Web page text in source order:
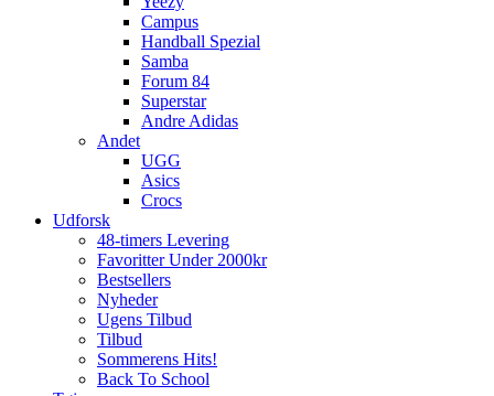
Campus
Handball Spezial
Samba
Forum 84
Superstar
Andre Adidas
Andet
UGG
Asics
Crocs
Udforsk
48-timers Levering
Favoritter Under 2000kr
Bestsellers
Nyheder
Ugens Tilbud
Tilbud
Sommerens Hits!
Back To School